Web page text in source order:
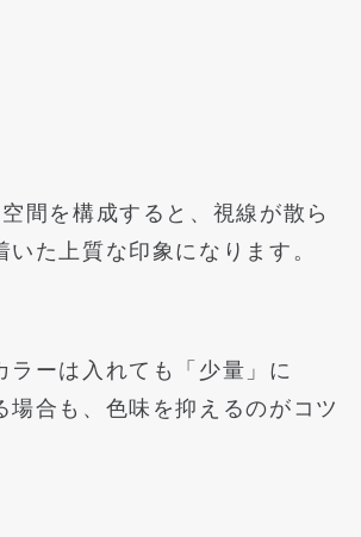
間を構成すると、視線が散ら
いた上質な印象になります。
ラーは入れても「少量」に
場合も、色味を抑えるのがコツ